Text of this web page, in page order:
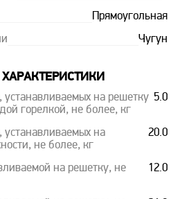
Прямоугольная
Чугун
устанавливаемых на решетку
горелкой, не более, кг
5.0
устанавливаемых на
не более, кг
20.0
на решетку, не
12.0